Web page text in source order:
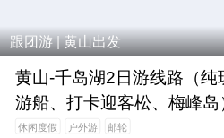
跟团游 |黄山出发
黄山-千岛湖2日游线路（纯
游船、打卡迎客松、梅峰岛
休闲度假 户外游 邮轮